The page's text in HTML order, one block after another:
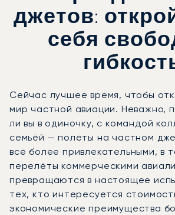
джетов:
себя
Сейчас лучшее время, чтобы
мир частной авиации. Неважно,
ли вы в одиночку, с командой
семьёй — полёты на частном
всё более привлекательными, в
перелёты коммерческими
превращаются в настоящее
тех, кто интересуется
экономические преимущества